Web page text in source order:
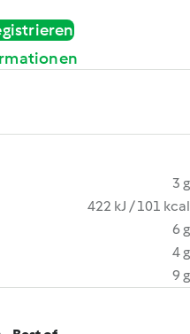
3 g
422 kJ / 101 kcal
6 g
4 g
9 g